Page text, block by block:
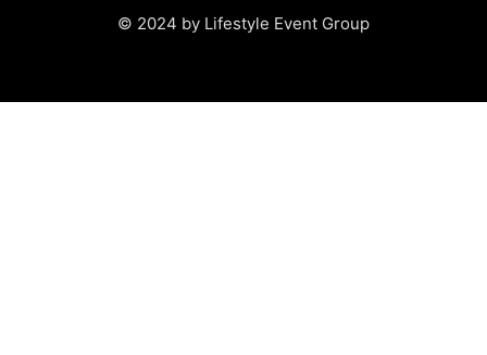
© 2024 by Lifestyle Event Group